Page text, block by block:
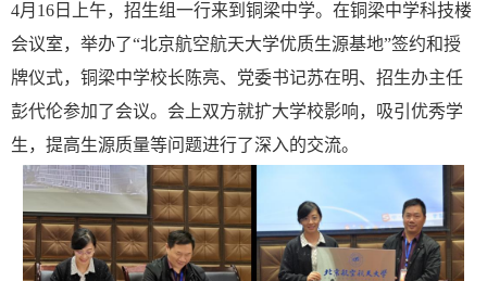
4月16日上午，招生组一行来到铜梁中学。在铜梁中学科技楼
会议室，举办了“北京航空航天大学优质生源基地”签约和授
牌仪式，铜梁中学校长陈亮、党委书记苏在明、招生办主任
彭代伦参加了会议。会上双方就扩大学校影响，吸引优秀学
生，提高生源质量等问题进行了深入的交流。